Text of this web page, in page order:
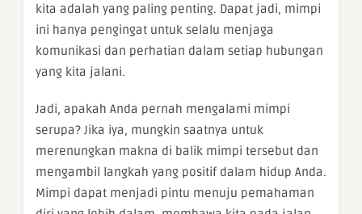
kita adalah yang paling penting. Dapat jadi, mimpi
ini hanya pengingat untuk selalu menjaga
komunikasi dan perhatian dalam setiap hubungan
yang kita jalani.
Jadi, apakah Anda pernah mengalami mimpi
serupa? Jika iya, mungkin saatnya untuk
merenungkan makna di balik mimpi tersebut dan
mengambil langkah yang positif dalam hidup Anda.
Mimpi dapat menjadi pintu menuju pemahaman